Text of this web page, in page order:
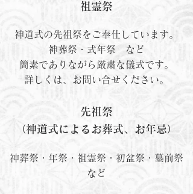
先祖祭
（神道式によるお葬式、お年忌）
神葬祭・年祭・祖霊祭・初盆祭・墓前祭
など
祖霊祭
神道式の先祖祭をご奉仕しています。
神葬祭・式年祭 など
簡素でありながら厳粛な儀式です。
詳しくは、お問い合せください。